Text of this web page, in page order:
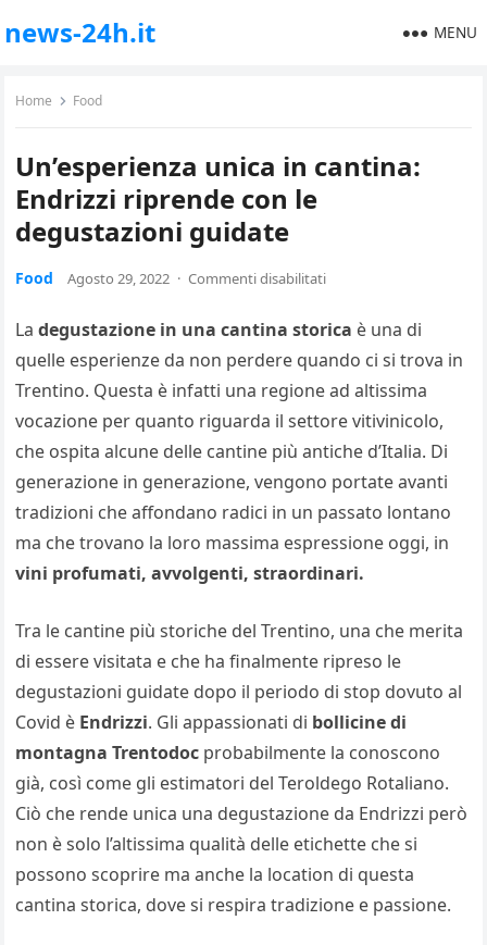
news-24h.it MENU
Home Food
Un’esperienza unica in cantina:
Endrizzi riprende con le
degustazioni guidate
Food Agosto 29, 2022 · Commenti disabilitati
La degustazione in una cantina storica è una di
quelle esperienze da non perdere quando ci si trova in
Trentino. Questa è infatti una regione ad altissima
vocazione per quanto riguarda il settore vitivinicolo,
che ospita alcune delle cantine più antiche d’Italia. Di
generazione in generazione, vengono portate avanti
tradizioni che affondano radici in un passato lontano
ma che trovano la loro massima espressione oggi, in
vini profumati, avvolgenti, straordinari.
Tra le cantine più storiche del Trentino, una che merita
di essere visitata e che ha finalmente ripreso le
degustazioni guidate dopo il periodo di stop dovuto al
Covid è Endrizzi. Gli appassionati di bollicine di
montagna Trentodoc probabilmente la conoscono
già, così come gli estimatori del Teroldego Rotaliano.
Ciò che rende unica una degustazione da Endrizzi però
non è solo l’altissima qualità delle etichette che si
possono scoprire ma anche la location di questa
cantina storica, dove si respira tradizione e passione.